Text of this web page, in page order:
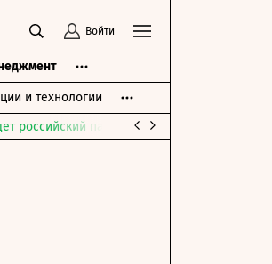
Войти
и технологии
российский парламент